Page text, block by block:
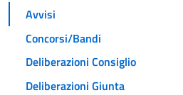
Avvisi
Concorsi/Bandi
Deliberazioni Consiglio
Deliberazioni Giunta